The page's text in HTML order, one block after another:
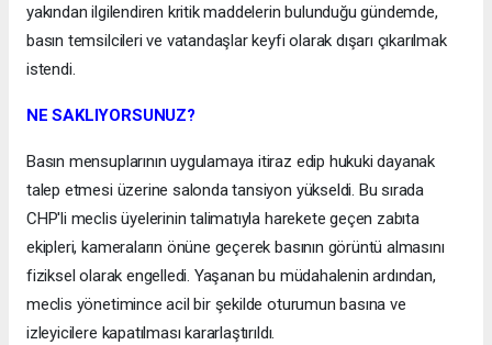
yakından ilgilendiren kritik maddelerin bulunduğu gündemde,
basın temsilcileri ve vatandaşlar keyfi olarak dışarı çıkarılmak
istendi.
NE SAKLIYORSUNUZ?
Basın mensuplarının uygulamaya itiraz edip hukuki dayanak
talep etmesi üzerine salonda tansiyon yükseldi. Bu sırada
CHP'li meclis üyelerinin talimatıyla harekete geçen zabıta
ekipleri, kameraların önüne geçerek basının görüntü almasını
fiziksel olarak engelledi. Yaşanan bu müdahalenin ardından,
meclis yönetimince acil bir şekilde oturumun basına ve
izleyicilere kapatılması kararlaştırıldı.